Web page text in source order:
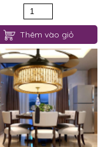
Thêm vào giỏ